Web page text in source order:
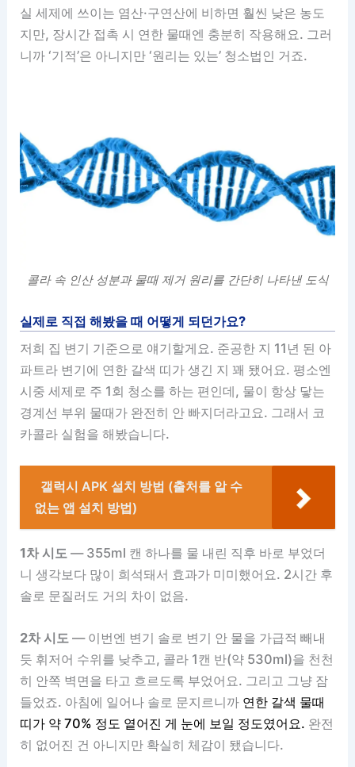
실 세제에 쓰이는 염산·구연산에 비하면 훨씬 낮은 농도
지만, 장시간 접촉 시 연한 물때엔 충분히 작용해요. 그러
니까 ‘기적’은 아니지만 ‘원리는 있는’ 청소법인 거죠.
콜라 속 인산 성분과 물때 제거 원리를 간단히 나타낸 도식
실제로 직접 해봤을 때 어떻게 되던가요?
저희 집 변기 기준으로 얘기할게요. 준공한 지 11년 된 아
파트라 변기에 연한 갈색 띠가 생긴 지 꽤 됐어요. 평소엔
시중 세제로 주 1회 청소를 하는 편인데, 물이 항상 닿는
경계선 부위 물때가 완전히 안 빠지더라고요. 그래서 코
카콜라 실험을 해봤습니다.
갤럭시 APK 설치 방법 (출처를 알 수
없는 앱 설치 방법)
1차 시도 — 355ml 캔 하나를 물 내린 직후 바로 부었더
니 생각보다 많이 희석돼서 효과가 미미했어요. 2시간 후
솔로 문질러도 거의 차이 없음.
2차 시도 — 이번엔 변기 솔로 변기 안 물을 가급적 빼내
듯 휘저어 수위를 낮추고, 콜라 1캔 반(약 530ml)을 천천
히 안쪽 벽면을 타고 흐르도록 부었어요. 그리고 그냥 잠
들었죠. 아침에 일어나 솔로 문지르니까 연한 갈색 물때
띠가 약 70% 정도 옅어진 게 눈에 보일 정도였어요. 완전
히 없어진 건 아니지만 확실히 체감이 됐습니다.